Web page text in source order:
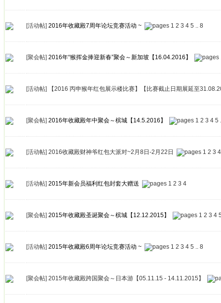
[活动帖] 2016年收藏殿7周年论坛竞赛活动 ~ 1 2 3 4 5 .. 8
[聚会帖] 2016年“猴挥金捧迎新春”聚会～新加坡【16.04.2016】
[活动帖] 【2016 丙申猴年红包展示楼比赛】【比赛截止日期展延至
[聚会帖] 2016年收藏殿年中聚会～槟城【14.5.2016】 1 2 3 4 5
[活动帖] 2016收藏殿财神爷红包大派对~2月8日-2月22日 1 2 3 4
[活动帖] 2015年新会员福利红包封套大赠送 1 2 3 4
[聚会帖] 2015年收藏殿圣诞聚会～槟城【12.12.2015】 1 2 3 4
[活动帖] 2015年收藏殿6周年论坛竞赛活动 ~ 1 2 3 4 5 .. 8
[聚会帖] 2015年收藏殿跨国聚会～日本游【05.11.15 - 14.11.2015】